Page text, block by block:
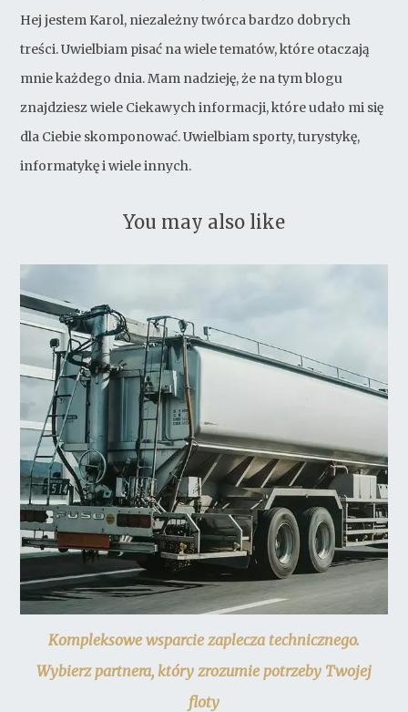
Hej jestem Karol, niezależny twórca bardzo dobrych
treści. Uwielbiam pisać na wiele tematów, które otaczają
mnie każdego dnia. Mam nadzieję, że na tym blogu
znajdziesz wiele Ciekawych informacji, które udało mi się
dla Ciebie skomponować. Uwielbiam sporty, turystykę,
informatykę i wiele innych.
You may also like
Kompleksowe wsparcie zaplecza technicznego.
Wybierz partnera, który zrozumie potrzeby Twojej
floty